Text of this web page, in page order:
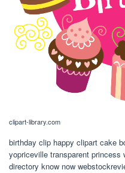
clipart-library.com
birthday clip happy clipart cake
yopriceville transparent princess
directory know now